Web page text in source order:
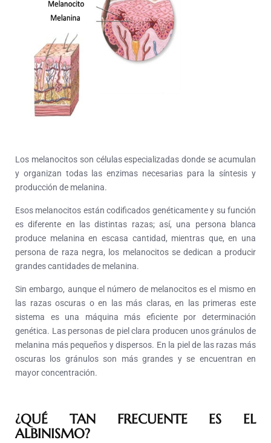
Los melanocitos son células especializadas donde se acumulan
y organizan todas las enzimas necesarias para la síntesis y
producción de melanina.
Esos melanocitos están codificados genéticamente y su función
es diferente en las distintas razas; así, una persona blanca
produce melanina en escasa cantidad, mientras que, en una
persona de raza negra, los melanocitos se dedican a producir
grandes cantidades de melanina.
Sin embargo, aunque el número de melanocitos es el mismo en
las razas oscuras o en las más claras, en las primeras este
sistema es una máquina más eficiente por determinación
genética. Las personas de piel clara producen unos gránulos de
melanina más pequeños y dispersos. En la piel de las razas más
oscuras los gránulos son más grandes y se encuentran en
mayor concentración.
¿QUÉ TAN FRECUENTE ES EL
ALBINISMO?